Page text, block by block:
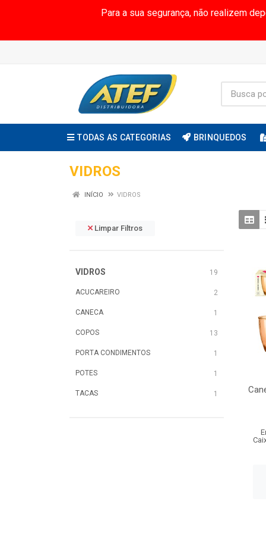
Para a sua segurança, não realizem
TODAS AS CATEGORIAS BRINQUEDOS
VIDROS
INÍCIO VIDROS
Limpar Filtros
VIDROS 19
ACUCAREIRO 2
CANECA 1
COPOS 13
PORTA CONDIMENTOS 1
POTES 1
TACAS 1